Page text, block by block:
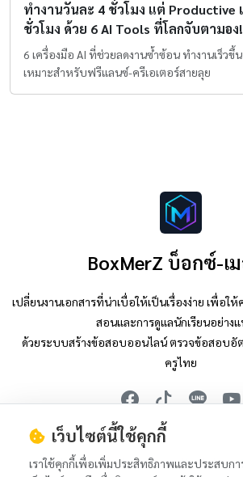
ทำงานวันละ 4 ชั่วโมง แต่ Productive
ชั่วโมง ด้วย 6 AI Tools ที่โลกจับตามอง!
6 เครื่องมือ AI ที่ช่วยลดงานซ้ำซ้อน ทำงานเร็วขึ้
เหมาะสำหรับฟรีแลนซ์-ครีเอเตอร์สายลุย
BoxMerZ บ็อกซ์-เ
เปลี่ยนงานเอกสารที่น่าเบื่อให้เป็นเรื่องง่าย เพื่อใ
สอนและการดูแลนักเรียนอย่างแ
ด้วยระบบสร้างข้อสอบออนไลน์ ตรวจข้อสอบอั
ครูไทย
Tiktok : @nop.boxmerz Youtube :
เว็บไซต์นี้ใช้คุกกี้
เราใช้คุกกี้เพื่อเพิ่มประสิทธิภาพและประสบก